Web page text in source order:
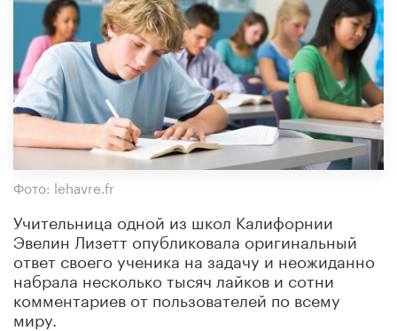
Фото: lehavre.fr
Учительница одной из школ Калифорнии
Эвелин Лизетт опубликовала оригинальный
ответ своего ученика на задачу и неожиданно
набрала несколько тысяч лайков и сотни
комментариев от пользователей по всему
миру.